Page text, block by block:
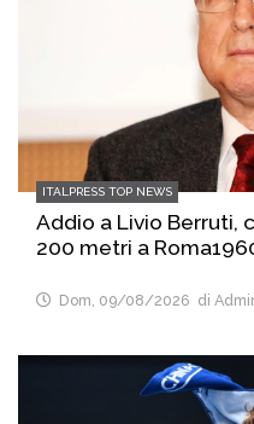
ITALPRESS TOP NEWS
Addio a Livio Berruti,
200 metri a
Dom, 09/08/2026 di